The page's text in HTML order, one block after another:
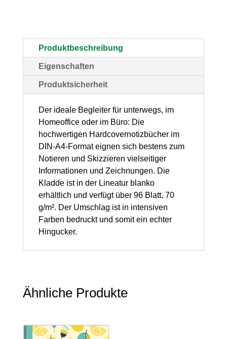
blanko,
1
Stück
Menge
Produktbeschreibung
Eigenschaften
Produktsicherheit
Der ideale Begleiter für unterwegs, im
Homeoffice oder im Büro: Die
hochwertigen Hardcovernotizbücher im
DIN-A4-Format eignen sich bestens zum
Notieren und Skizzieren vielseitiger
Informationen und Zeichnungen. Die
Kladde ist in der Lineatur blanko
erhältlich und verfügt über 96 Blatt, 70
g/m². Der Umschlag ist in intensiven
Farben bedruckt und somit ein echter
Hingucker.
Ähnliche Produkte